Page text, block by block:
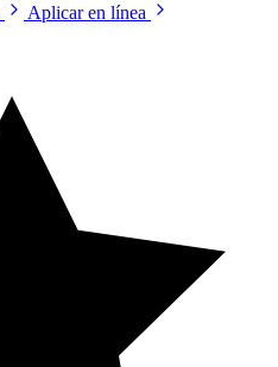
Aplicar en línea